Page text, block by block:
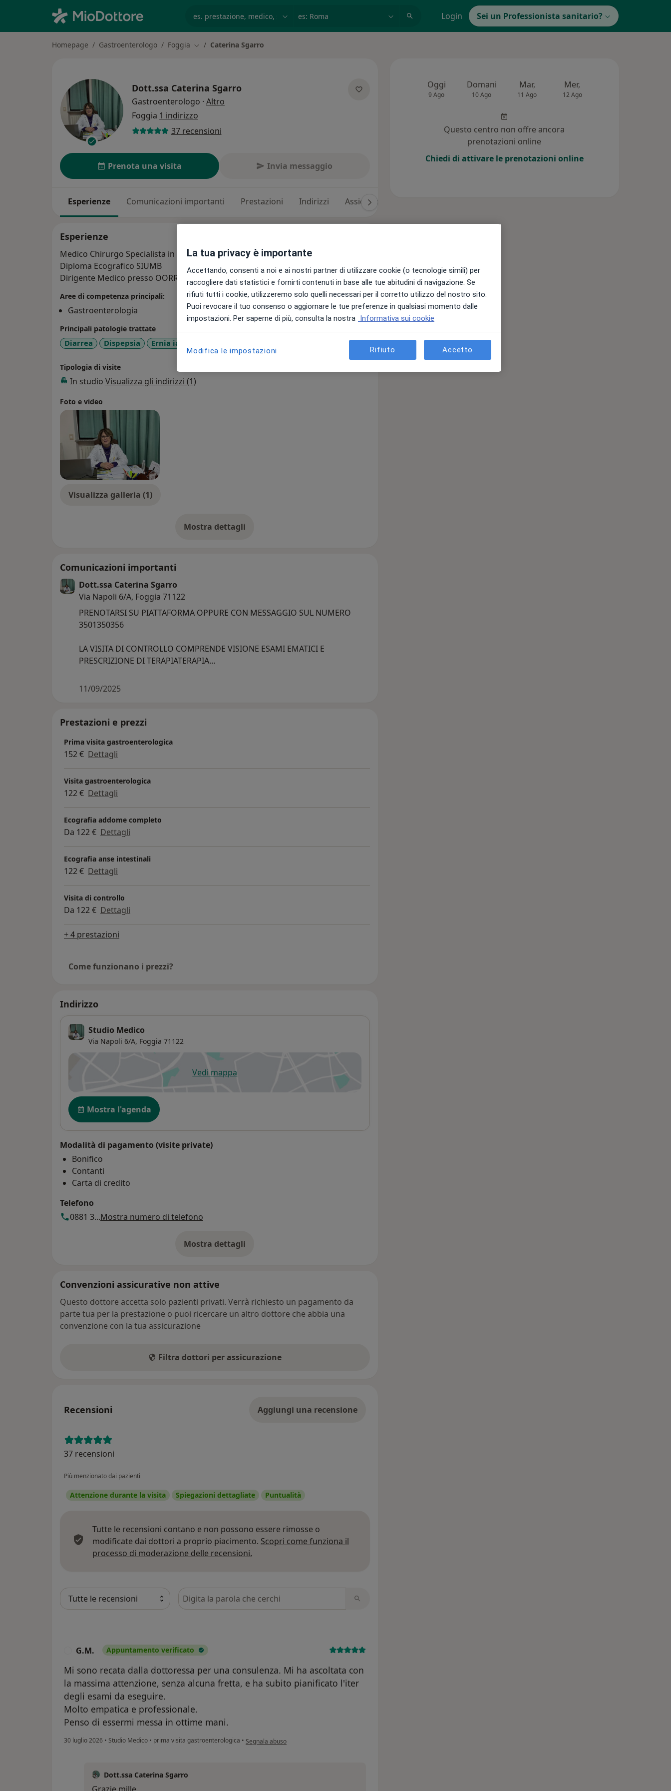
Login Sei un Professionista sanitario?
Homepage Gastroenterologo Foggia Cambia città
Caterina Sgarro
Dott.ssa Caterina Sgarro
Gastroenterologo · Altro
Foggia 1 indirizzo
37 recensioni
Prenota una visita Invia messaggio
Esperienze Comunicazioni importanti Prestazioni Indirizzi Assicurazioni
Esperienze
Medico Chirurgo Specialista in Gastroenterologia ed Endoscopia Digestiva
Diploma Ecografico SIUMB
Dirigente Medico presso OORR Foggia Gastroenterologia Universitaria
Aree di competenza principali:
Gastroenterologia
Principali patologie trattate
Diarrea Dispepsia Ernia iatale a11y_sr_more_diseases
Tipologia di visite
In studio Visualizza gli indirizzi (1)
Foto e video
Visualizza galleria (1)
Mostra dettagli
sull'esperienza
Comunicazioni importanti
Dott.ssa Caterina Sgarro
Via Napoli 6/A, Foggia 71122
PRENOTARSI SU PIATTAFORMA OPPURE CON MESSAGGIO SUL NUMERO
3501350356
LA VISITA DI CONTROLLO COMPRENDE VISIONE ESAMI EMATICI E
PRESCRIZIONE DI TERAPIATERAPIA
11/09/2025
Prestazioni e prezzi
Prima visita gastroenterologica
152 € Dettagli
Visita gastroenterologica
122 € Dettagli
Ecografia addome completo
Da 122 € Dettagli
Ecografia anse intestinali
122 € Dettagli
Visita di controllo
Da 122 € Dettagli
+ 4 prestazioni
Come funzionano i prezzi?
Indirizzo
Studio Medico
Via Napoli 6/A, Foggia 71122
Vedi mappasi apre in una nuova scheda
Disponibilità
Mostra l'agenda
Modalità di pagamento (visite private)
Bonifico
Contanti
Carta di credito
Telefono
0881 3...Mostra numero di telefono
Mostra dettagli
sull'indirizzo
Convenzioni assicurative non attive
Questo dottore accetta solo pazienti privati. Verrà richiesto un pagamento da
parte tua per la prestazione o puoi ricercare un altro dottore che abbia una
convenzione con la tua assicurazione
Filtra dottori per assicurazione
Recensioni Aggiungi una recensione
37 recensioni
Più menzionato dai pazienti
Attenzione durante la visita Spiegazioni dettagliate Puntualità
Tutte le recensioni contano e non possono essere rimosse o
modificate dai dottori a proprio piacimento. Scopri come funziona il
processo di moderazione delle recensioni.
Cerca nelle recensioni
G.M. Appuntamento verificato
Mi sono recata dalla dottoressa per una consulenza. Mi ha ascoltata con
la massima attenzione, senza alcuna fretta, e ha subito pianificato l'iter
degli esami da eseguire.
Molto empatica e professionale.
Penso di essermi messa in ottime mani.
30 luglio 2026 • Studio Medico • prima visita gastroenterologica • secondo l'opinione dell'utente G.M.
Segnala abuso
Dott.ssa Caterina Sgarro
Oggi
9 Ago
Domani
10 Ago
Mar,
11 Ago
Mer,
12 Ago
Questo centro non offre ancora
prenotazioni online
Chiedi di attivare le prenotazioni online
La tua privacy è importante
Accettando, consenti a noi e ai nostri partner di utilizzare cookie (o tecnologie simili) per
raccogliere dati statistici e fornirti contenuti in base alle tue abitudini di navigazione. Se
rifiuti tutti i cookie, utilizzeremo solo quelli necessari per il corretto utilizzo del nostro sito.
Puoi revocare il tuo consenso o aggiornare le tue preferenze in qualsiasi momento dalle
impostazioni. Per saperne di più, consulta la nostra Informativa sui cookie
Modifica le impostazioni Rifiuto Accetto